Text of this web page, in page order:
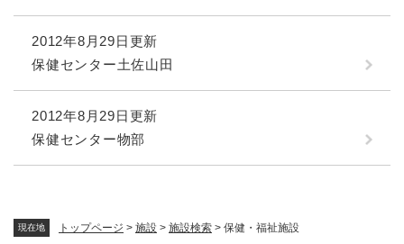
現在地 トップページ > 施設 > 施設検索 > 保健・福祉施設
2012年8月29日更新
保健センター土佐山田
2012年8月29日更新
保健センター物部